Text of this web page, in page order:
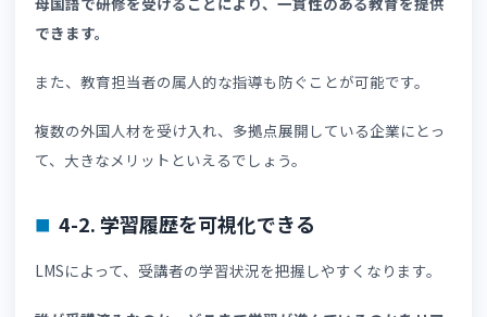
資格講座や社内研修のオンライン化を検討しているものの
テップを詳しく解説しています。あわせて参考にしてくだ
い。
4. 外国人材教育にLMSを導入するメリット